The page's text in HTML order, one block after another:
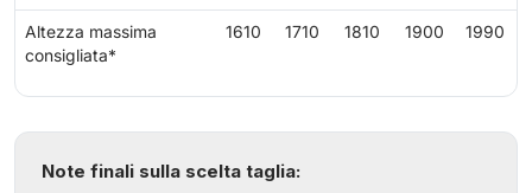
Altezza massima
consigliata*
1610 1710 1810 1900 1990
Note finali sulla scelta taglia: